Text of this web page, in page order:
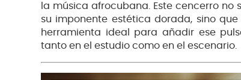
la música afrocubana. Este cencerro
su imponente estética dorada, sino
herramienta ideal para añadir ese
tanto en el estudio como en el escenario.